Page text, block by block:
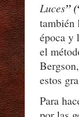
Luces”
también
época y
el
estos
Para